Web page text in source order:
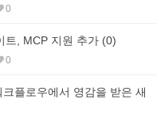
0
트, MCP 지원 추가 (0)
0
플로우에서 영감을 받은 새